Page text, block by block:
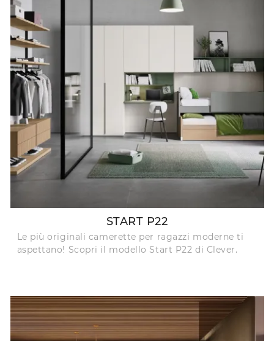
START P22
Le più originali camerette per ragazzi moderne ti
aspettano! Scopri il modello Start P22 di Clever.